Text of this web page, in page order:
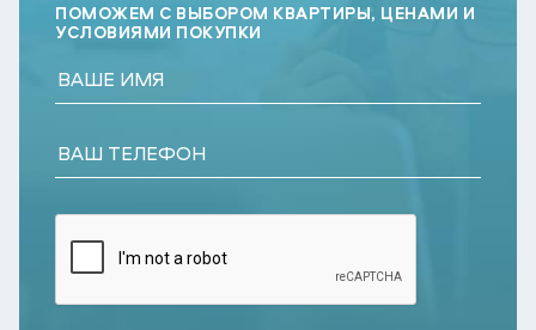
ПОМОЖЕМ С ВЫБОРОМ КВАРТИРЫ, ЦЕНАМИ И
УСЛОВИЯМИ ПОКУПКИ